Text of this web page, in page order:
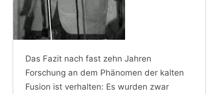
Das Fazit nach fast zehn Jahren
Forschung an dem Phänomen der kalten
Fusion ist verhalten: Es wurden zwar